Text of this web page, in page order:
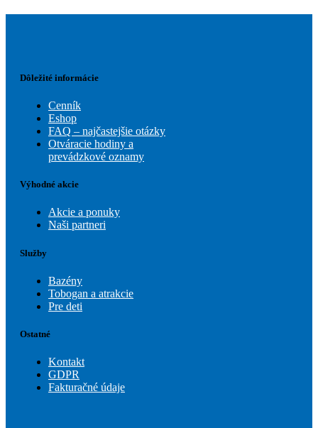
Dôležité informácie
Cenník
Eshop
FAQ – najčastejšie otázky
Otváracie hodiny a
prevádzkové oznamy
Výhodné akcie
Akcie a ponuky
Naši partneri
Služby
Bazény
Tobogan a atrakcie
Pre deti
Ostatné
Kontakt
GDPR
Fakturačné údaje